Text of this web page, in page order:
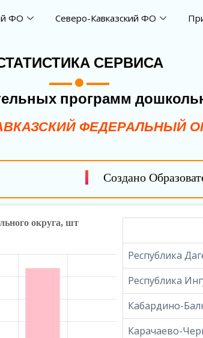
ФО Северо-Кавказский ФО
СЕРВИСА
программ
ФЕДЕРАЛЬНЫЙ
Создано
Республика
Республика
Кабардино-
Карачаево-